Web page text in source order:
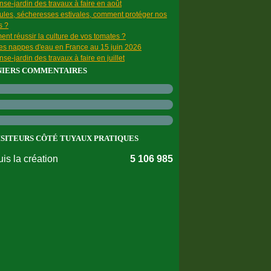
jardin des travaux à faire en août
sécheresses estivales, comment protéger nos
?
réussir la culture de vos tomates ?
nappes d'eau en France au 15 juin 2026
jardin des travaux à faire en juillet
COMMENTAIRES
CÔTÉ TUYAUX PRATIQUES
la création 5 106 985